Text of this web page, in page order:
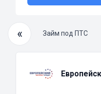
«
займ Займ под ПТС